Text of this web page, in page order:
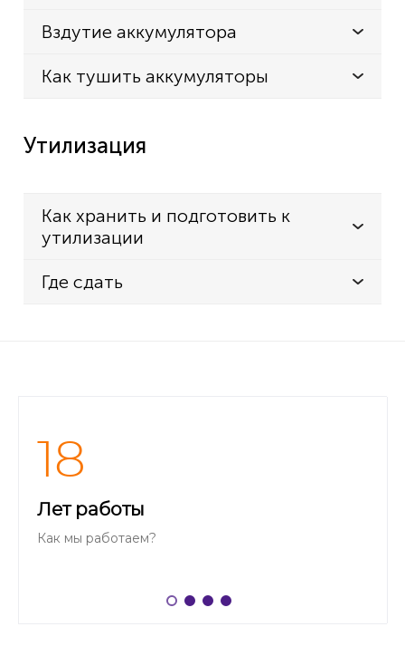
Вздутие аккумулятора
Как тушить аккумуляторы
Утилизация
Как хранить и подготовить к
утилизации
Где сдать
18
Лет работы
Как мы работаем?